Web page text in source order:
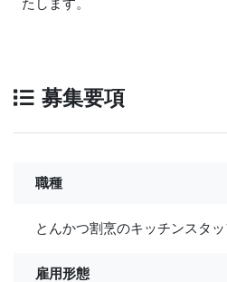
募集要項
職種
とんかつ割烹のキッチンスタッ
雇用形態